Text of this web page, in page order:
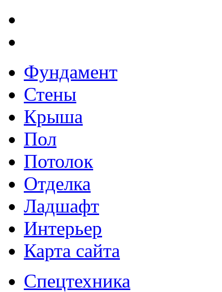
Фундамент
Стены
Крыша
Пол
Потолок
Отделка
Ладшафт
Интерьер
Карта сайта
Спецтехника